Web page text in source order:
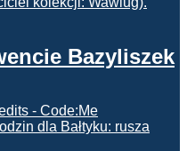
Bazyliszek
dla Bałtyku: rusza